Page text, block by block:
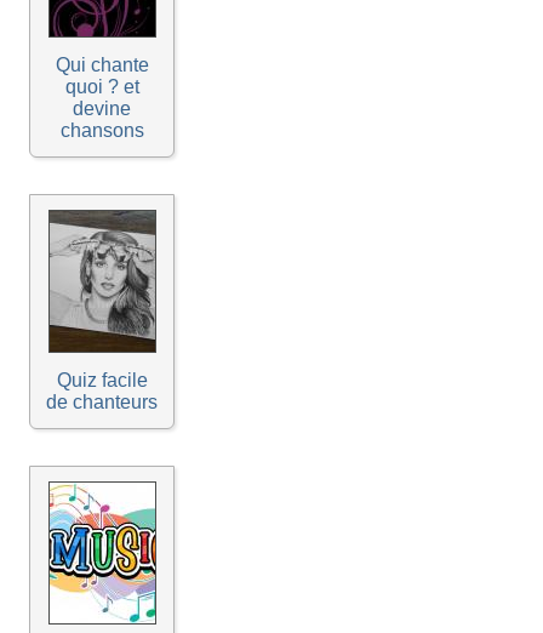
Qui chante
quoi ? et
devine
chansons
Quiz facile
de chanteurs